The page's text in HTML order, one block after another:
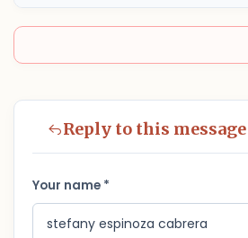
Reply to this message
Your name *